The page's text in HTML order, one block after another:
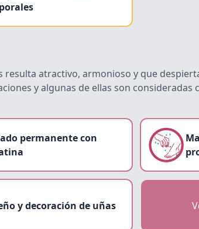
resulta atractivo, armonioso y que
y algunas de ellas son consideradas
permanente con
y decoración de uñas